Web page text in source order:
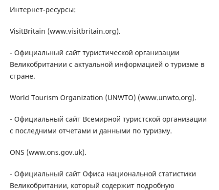
Интернет-ресурсы:
VisitBritain (www.visitbritain.org).
- Официальный сайт туристической организации
Великобритании с актуальной информацией о туризме в
стране.
World Tourism Organization (UNWTO) (www.unwto.org).
- Официальный сайт Всемирной туристской организации
с последними отчетами и данными по туризму.
ONS (www.ons.gov.uk).
- Официальный сайт Офиса национальной статистики
Великобритании, который содержит подробную